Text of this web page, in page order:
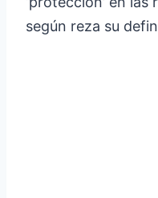
según reza su